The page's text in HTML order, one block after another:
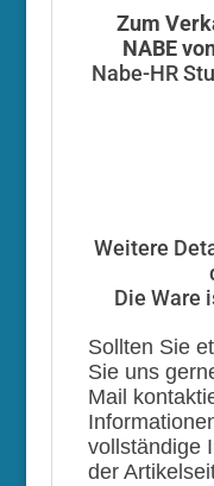
Zum
NABE
Nabe-HR
Weitere
Die Ware
Sollten Sie
Sie uns
Mail
vollständige
der